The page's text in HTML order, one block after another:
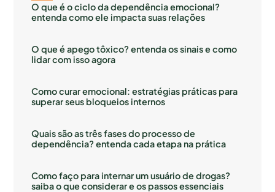
O que é o ciclo da dependência emocional?
entenda como ele impacta suas relações
O que é apego tôxico? entenda os sinais e como
lidar com isso agora
Como curar emocional: estratégias práticas para
superar seus bloqueios internos
Quais são as três fases do processo de
dependência? entenda cada etapa na prática
Como faço para internar um usuário de drogas?
saiba o que considerar e os passos essenciais